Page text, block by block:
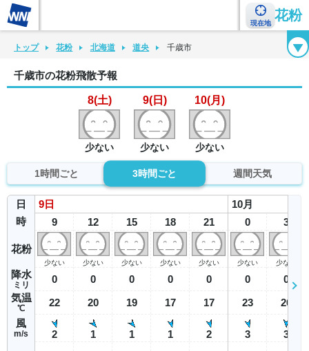
現在地
花粉
花粉カレンダー 花粉図鑑 花粉症チェックシート 花粉症ハンドブック
トップ 花粉 北海道 道央 千歳市
千歳市の花粉飛散予報
8(土)
少ない
9(日)
少ない
10(月)
少ない
1時間ごと 3時間ごと 週間天気
日
時
花粉
降水
ミリ
気温
℃
風
m/s
9 日
9
少ない
0
22
2
12
少ない
0
20
1
15
少ない
0
19
1
18
少ない
0
17
1
21
少ない
0
17
2
10月
0
少ない
0
23
3
3
少ない
0
26
3